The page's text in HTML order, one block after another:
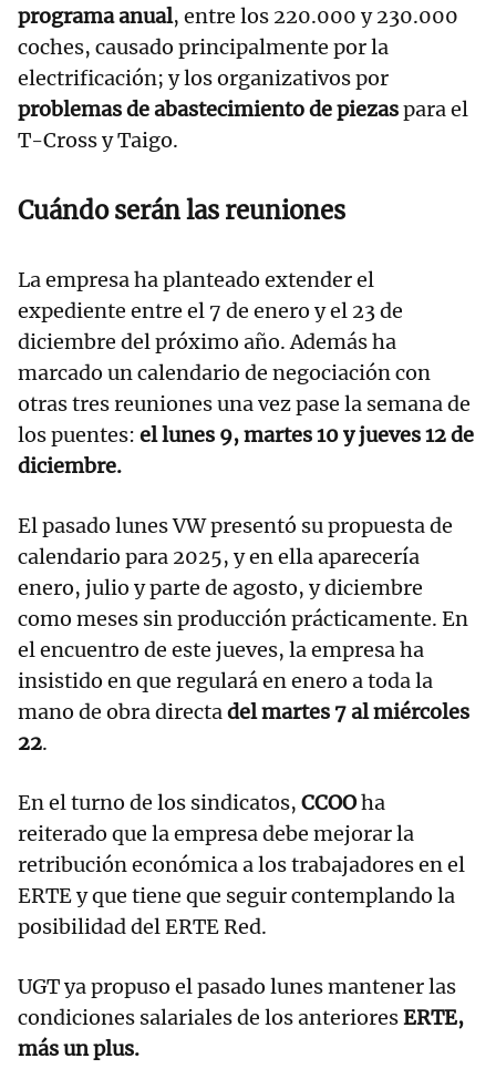
programa anual, entre los 220.000 y 230.000
coches, causado principalmente por la
electrificación; y los organizativos por
problemas de abastecimiento de piezaspara el
T-Cross y Taigo.
Cuándo serán las reuniones
La empresa ha planteado extender el
expediente entre el 7 de enero y el 23 de
diciembre del próximo año. Además ha
marcado un calendario de negociación con
otras tres reuniones una vez pase la semana de
los puentes: el lunes 9, martes 10 y jueves 12 de
diciembre.
El pasado lunes VW presentó su propuesta de
calendario para 2025, y en ella aparecería
enero, julio y parte de agosto, y diciembre
como meses sin producción prácticamente. En
el encuentro de este jueves, la empresa ha
insistido en que regulará en enero a toda la
mano de obra directadel martes 7 al miércoles
22.
En el turno de los sindicatos, CCOOha
reiterado que la empresa debe mejorar la
retribución económica a los trabajadores en el
ERTE y que tiene que seguir contemplando la
posibilidad del ERTE Red.
UGT ya propuso el pasado lunes mantener las
condiciones salariales de los anterioresERTE,
más un plus.